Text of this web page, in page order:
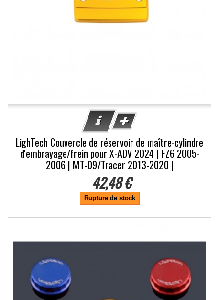
LighTech Couvercle de réservoir de maître-cylindre
d'embrayage/frein pour X-ADV 2024 | FZ6 2005-
2006 | MT-09/Tracer 2013-2020 |
42,48 €
Rupture de stock